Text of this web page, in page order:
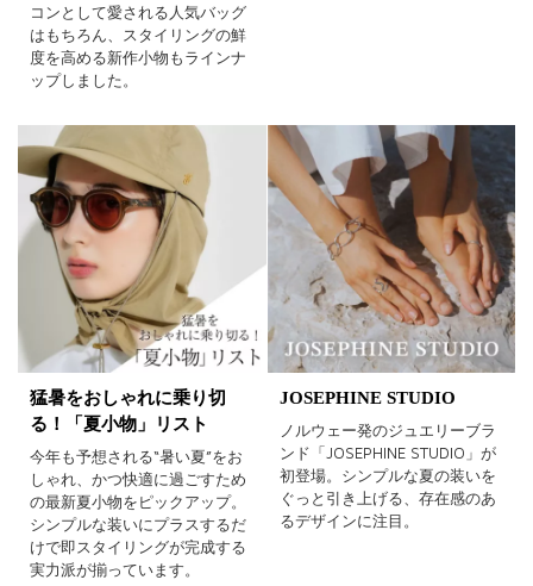
コンとして愛される人気バッグ
はもちろん、スタイリングの鮮
度を高める新作小物もラインナ
ップしました。
猛暑をおしゃれに乗り切
る！「夏小物」リスト
今年も予想される“暑い夏”をお
しゃれ、かつ快適に過ごすため
の最新夏小物をピックアップ。
シンプルな装いにプラスするだ
けで即スタイリングが完成する
実力派が揃っています。
JOSEPHINE STUDIO
ノルウェー発のジュエリーブラ
ンド「JOSEPHINE STUDIO」が
初登場。シンプルな夏の装いを
ぐっと引き上げる、存在感のあ
るデザインに注目。